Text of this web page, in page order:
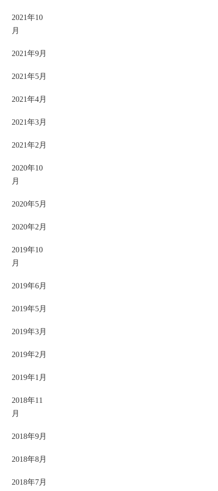
2021年10
月
2021年9月
2021年5月
2021年4月
2021年3月
2021年2月
2020年10
月
2020年5月
2020年2月
2019年10
月
2019年6月
2019年5月
2019年3月
2019年2月
2019年1月
2018年11
月
2018年9月
2018年8月
2018年7月